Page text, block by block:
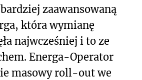
zaawansowaną
która wymianę
najwcześniej i to ze
Energa-Operator
masowy roll-out we